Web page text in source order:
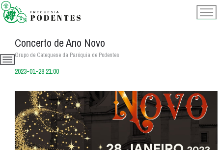
Concerto de Ano Novo
Grupo de Catequese da Paróquia de Podentes
2023-01-28 21:00